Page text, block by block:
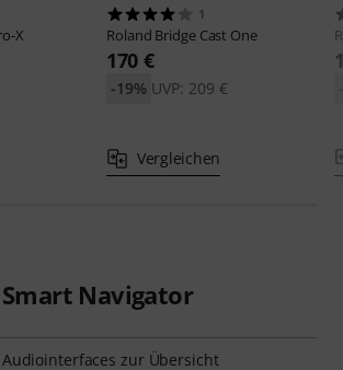
X
1
Roland Bridge Cast One
170 €
UVP: 209 €
-19%
Vergleichen
Smart Navigator
Audiointerfaces zur Übersicht